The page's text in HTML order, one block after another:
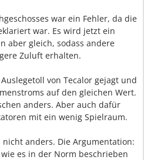
war ein Fehler, da die
war. Es wird jetzt ein
aber gleich, sodass andere
Zuluft erhalten.
von Tecalor gejagt und
auf den gleichen Wert.
anders. Aber auch dafür
mit ein wenig Spielraum.
anders. Die Argumentation:
es in der Norm beschrieben